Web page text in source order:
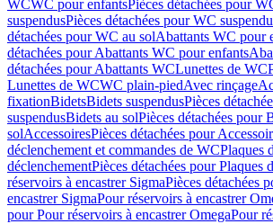
WCWC pour enfantsPièces détachées pour
suspendusPièces détachées pour WC
détachées pour WC au solAbattants WC pour
détachées pour Abattants WC pour enfants
détachées pour Abattants WCLunettes de WC
Lunettes de WCWC plain-piedAvec rinçage
fixationBidetsBidets suspendusPièces
suspendusBidets au solPièces détachées pour
solAccessoiresPièces détachées pour
déclenchement et commandes de WCPlaques
déclenchementPièces détachées pour Plaques
réservoirs à encastrer SigmaPièces détachées
encastrer SigmaPour réservoirs à encastrer
pour Pour réservoirs à encastrer OmegaPour